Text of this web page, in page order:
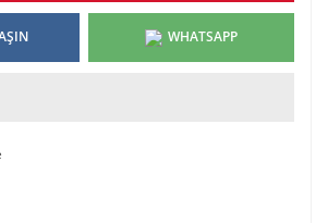
WHATSAPP